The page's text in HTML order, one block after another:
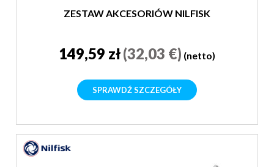
ZESTAW AKCESORIÓW NILFISK
149,59 zł(32,03 €) (netto)
SPRAWDŹ SZCZEGÓŁY